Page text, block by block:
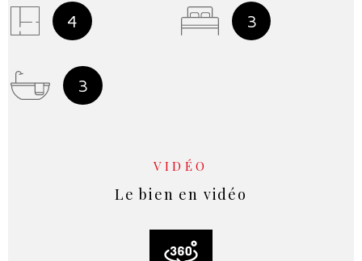
4 3
3
VIDÉO
Le bien en vidéo